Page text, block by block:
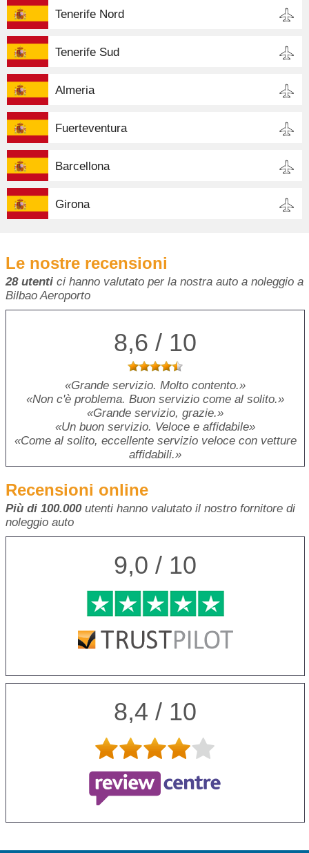
Tenerife Nord
Tenerife Sud
Almeria
Fuerteventura
Barcellona
Girona
Le nostre recensioni
28 utenti ci hanno valutato per la nostra auto a noleggio a
Bilbao Aeroporto
8,6 / 10
Grande servizio. Molto contento.
Non c'è problema. Buon servizio come al solito.
Grande servizio, grazie.
Un buon servizio. Veloce e affidabile
Come al solito, eccellente servizio veloce con vetture
affidabili.
Recensioni online
Più di 100.000utenti hanno valutato il nostro fornitore di
noleggio auto
9,0 / 10
8,4 / 10